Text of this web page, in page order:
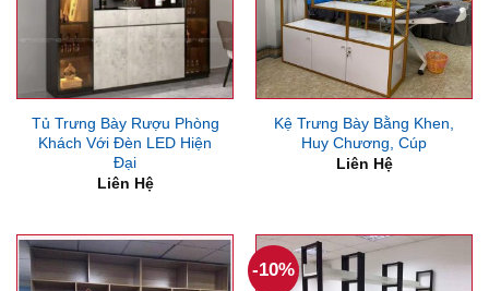
Tủ Trưng Bày Rượu Phòng
Khách Với Đèn LED Hiện
Đại
Liên Hệ
Kệ Trưng Bày Bằng Khen,
Huy Chương, Cúp
Liên Hệ
-10%